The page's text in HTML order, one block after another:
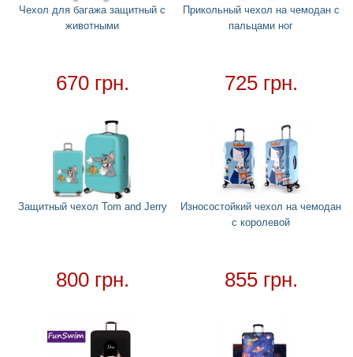
Круги
+
Матрасы
+
Пледы
Купальники
Надувные подстаканники
Аксессуары
+
Надувные аксессуары и игрушки
Надувные боксерские груши
Cмешные очки
Чехлы для чемоданов
Для дома
+
Чехол для багажа защитный с
животными
670 грн.
Прикольный чехол на чемодан с
пальцами ног
725 грн.
Защитный чехол Tom and Jerry
800 грн.
Износостойкий чехол на чемодан
с королевой
855 грн.